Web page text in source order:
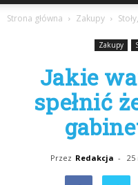
Strona główna Zakupy
Zakupy
Jakie
spełnić
Przez Redakcja - 25